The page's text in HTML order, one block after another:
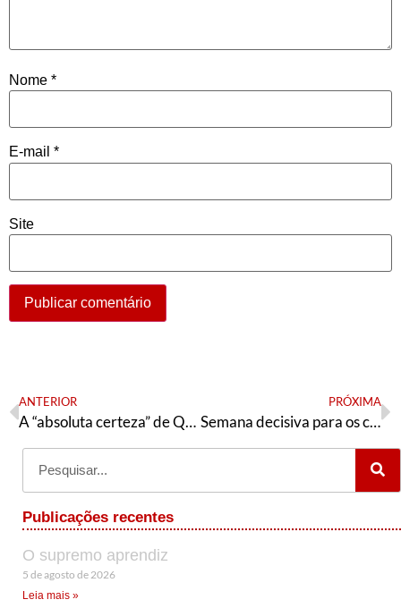
Nome *
E-mail *
Site
ANTERIOR
A “absoluta certeza” de Quaquá
PRÓXIMA
Semana decisiva para os caixas do BB colocarem em pauta suas demandas!
Publicações recentes
O supremo aprendiz
5 de agosto de 2026
Leia mais »